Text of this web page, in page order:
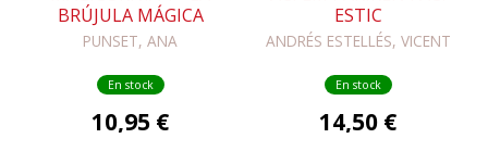
BRÚJULA MÁGICA
PUNSET, ANA
En stock
10,95 €
ESTIC
ANDRÉS ESTELLÉS, VICENT
En stock
14,50 €